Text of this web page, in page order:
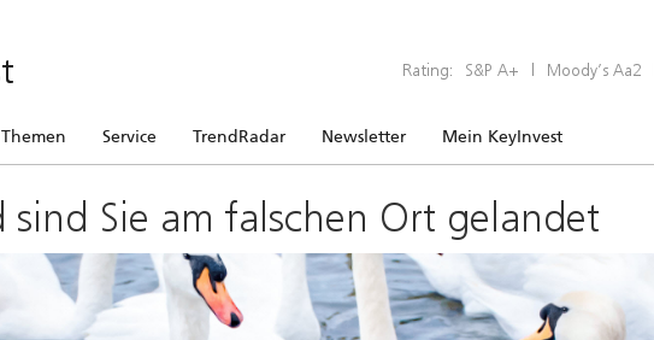
Rating: S&P A+ | Moody’s Aa2
Themen Service TrendRadar Newsletter Mein KeyInvest
sind Sie am falschen Ort gelandet